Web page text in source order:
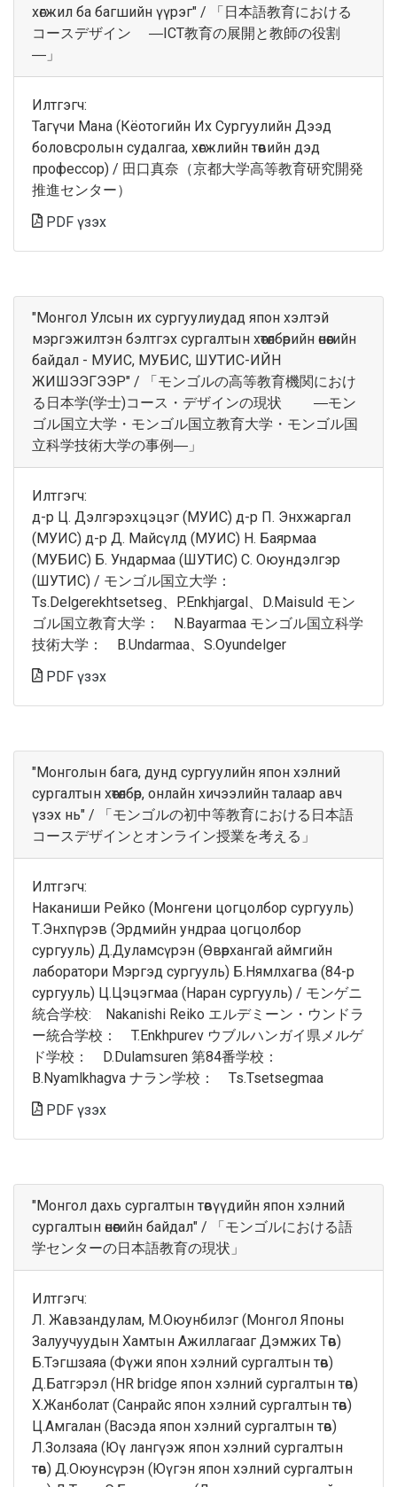
хөгжил ба багшийн үүрэг" / 「日本語教育における
コースデザイン ―ICT教育の展開と教師の役割
―」
Илтгэгч:
Тагүчи Мана (Кёотогийн Их Сургуулийн Дээд
боловсролын судалгаа, хөгжлийн төвийн дэд
профессор) / 田口真奈（京都大学高等教育研究開発
推進センター）
PDF үзэх
"Монгол Улсын их сургуулиудад япон хэлтэй
мэргэжилтэн бэлтгэх сургалтын хөтөлбөрийн өнөөгийн
байдал - МУИС, МУБИС, ШУТИС-ИЙН
ЖИШЭЭГЭЭР" / 「モンゴルの高等教育機関におけ
る日本学(学士)コース・デザインの現状 ―モン
ゴル国立大学・モンゴル国立教育大学・モンゴル国
立科学技術大学の事例―」
Илтгэгч:
д-р Ц. Дэлгэрэхцэцэг (МУИС) д-р П. Энхжаргал
(МУИС) д-р Д. Майсүлд (МУИС) Н. Баярмаа
(МУБИС) Б. Ундармаа (ШУТИС) С. Оюундэлгэр
(ШУТИС) / モンゴル国立大学：
Ts.Delgerekhtsetseg、P.Enkhjargal、D.Maisuld モン
ゴル国立教育大学： N.Bayarmaa モンゴル国立科学
技術大学： B.Undarmaa、S.Oyundelger
PDF үзэх
"Монголын бага, дунд сургуулийн япон хэлний
сургалтын хөтөлбөр, онлайн хичээлийн талаар авч
үзэх нь" / 「モンゴルの初中等教育における日本語
コースデザインとオンライン授業を考える」
Илтгэгч:
Наканиши Рейко (Монгени цогцолбор сургууль)
Т.Энхпүрэв (Эрдмийн ундраа цогцолбор
сургууль) Д.Дуламсүрэн (Өвөрхангай аймгийн
лаборатори Мэргэд сургууль) Б.Нямлхагва (84-р
сургууль) Ц.Цэцэгмаа (Наран сургууль) / モンゲニ
統合学校: Nakanishi Reiko エルデミーン・ウンドラ
ー統合学校： T.Enkhpurev ウブルハンガイ県メルゲ
ド学校： D.Dulamsuren 第84番学校：
B.Nyamlkhagva ナラン学校： Ts.Tsetsegmaa
PDF үзэх
"Монгол дахь сургалтын төвүүдийн япон хэлний
сургалтын өнөөгийн байдал" / 「モンゴルにおける語
学センターの日本語教育の現状」
Илтгэгч:
Л. Жавзандулам, М.Оюунбилэг (Монгол Японы
Залуучуудын Хамтын Ажиллагааг Дэмжих Төв)
Б.Тэгшзаяа (Фүжи япон хэлний сургалтын төв)
Д.Батгэрэл (HR bridge япон хэлний сургалтын төв)
Х.Жанболат (Санрайс япон хэлний сургалтын төв)
Ц.Амгалан (Васэда япон хэлний сургалтын төв)
Л.Золзаяа (Юү лангүэж япон хэлний сургалтын
төв) Д.Оюунсүрэн (Юүгэн япон хэлний сургалтын